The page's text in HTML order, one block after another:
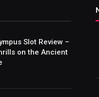
Slot Review –
on the Ancient